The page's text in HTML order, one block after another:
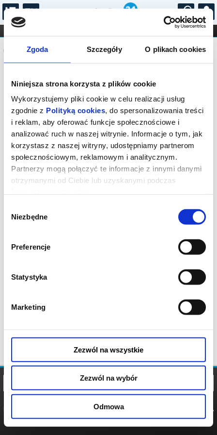
Zgoda Szczegóły O plikach cookies
Niniejsza strona korzysta z plików cookie
Wykorzystujemy pliki cookie w celu realizacji usług
zgodnie z Polityką cookies, do spersonalizowania treści
i reklam, aby oferować funkcje społecznościowe i
analizować ruch w naszej witrynie. Informacje o tym, jak
korzystasz z naszej witryny, udostępniamy partnerom
społecznościowym, reklamowym i analitycznym.
Partnerzy mogą połączyć te informacje z innymi danymi
otrzymanymi od Ciebie lub uzyskanymi podczas
zgody
Niezbędne
Preferencje
Statystyka
Marketing
Zezwól na wszystkie
Zezwól na wybór
Odmowa
...
FILHARMONIA OPERA I BALET
STAND-UP
DLA DZIECI
Komunikat
Sprzedaż biletów on-line na wydarzenie
została zakończona.
POLITYKA
POLITYKA